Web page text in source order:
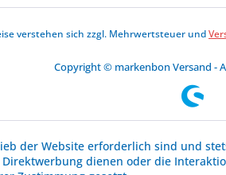
verstehen sich zzgl. Mehrwertsteuer und
Copyright © markenbon Versand -
der Website erforderlich sind und
dienen oder die